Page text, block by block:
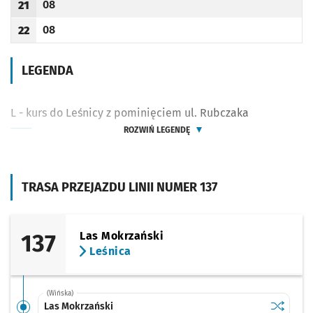
TRASA PRZEJAZDU LINII NUMER 137
137
Las Mokrzański
Leśnica
(Wińska)
Las Mokrzański Sprawdź
Las
Godzina odjazdu
21
Odjazd
08
minut po godzinie 21
Godzina odjazdu
22
Odjazd
08
minut po godzinie 22
LEGENDA
L - kurs do Leśnicy z pominięciem ul. Rubczaka
ROZWIŃ LEGENDĘ